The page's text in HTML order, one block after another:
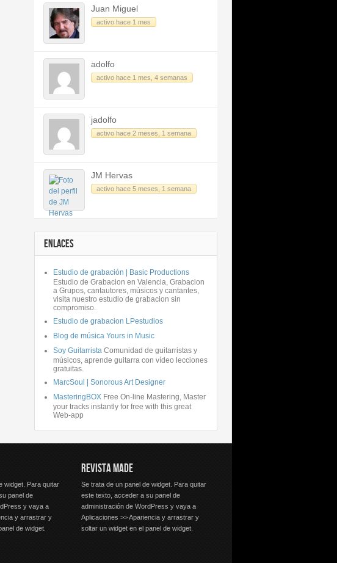
Juan Miguel
activo hace 1 mes
adolfo
activo hace 1 mes, 4 semanas
jadolfo
activo hace 2 meses, 1 semana
JM Hervas
activo hace 5 meses, 1 semana
ENLACES
Estudio de grabación | Basic Productions
Estudio de Grabacion en Valencia, Grabacion
a Grupos, cantautores, músicos y cantantes,
visita nuestro estudio de grabacion sin
compromiso.
Estudio de grabacion LPestudios
Blog de música Yours in Music
Soy Guitarrista Comunidad de guitarristas y
músicos, aprende guitarra con vídeo lecciones
gratuitas.
MarcSoul | Sonorous Art Designer
MasteringBOX Free On-line Mastering, Master
your tracks instantly for free with this great
Web-app
widget. Para quitar
panel de
y vaya a
y arrastrar y
de widget.
REVISTA MADE
Se trata de un panel de widget. Para quitar
este texto, acceder a su panel de
administración de WordPress y vaya a
Aplicaciones >> Apariencia y arrastrar y
soltar un widget en el panel de widget.